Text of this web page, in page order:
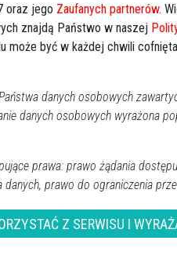
oraz jego Zaufanych partnerów.
znajdą Państwo w naszej
może być w każdej chwili
danych osobowych
danych osobowych wyrażona
prawa: prawo żądania
prawo do ograniczenia
znajdziecie Państwo w naszej
Z SERWISU I